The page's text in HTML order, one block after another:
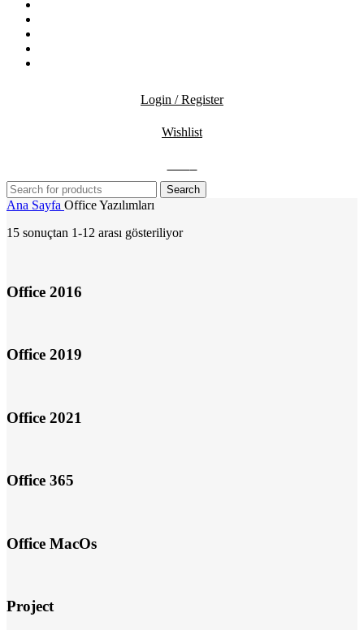
Login / Register
Wishlist
Search
Ana Sayfa Office Yazılımları
15 sonuçtan 1-12 arası gösteriliyor
Office 2016
Office 2019
Office 2021
Office 365
Office MacOs
Project